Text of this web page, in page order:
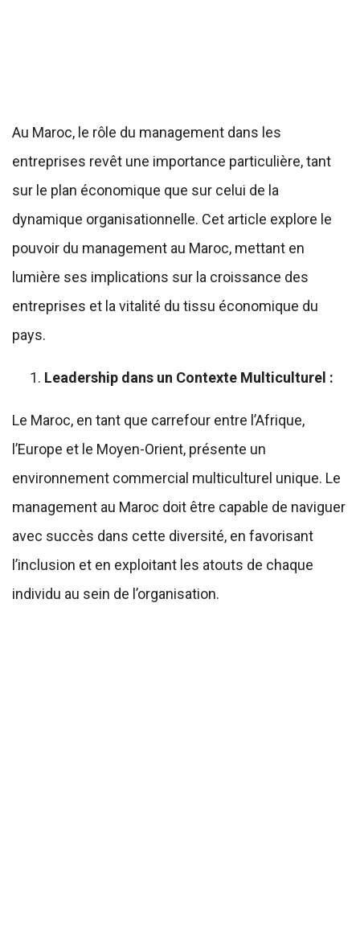
Au Maroc, le rôle du management dans les
entreprises revêt une importance particulière, tant
sur le plan économique que sur celui de la
dynamique organisationnelle. Cet article explore le
pouvoir du management au Maroc, mettant en
lumière ses implications sur la croissance des
entreprises et la vitalité du tissu économique du
pays.
Leadership dans un Contexte Multiculturel :
Le Maroc, en tant que carrefour entre l’Afrique,
l’Europe et le Moyen-Orient, présente un
environnement commercial multiculturel unique. Le
management au Maroc doit être capable de naviguer
avec succès dans cette diversité, en favorisant
l’inclusion et en exploitant les atouts de chaque
individu au sein de l’organisation.